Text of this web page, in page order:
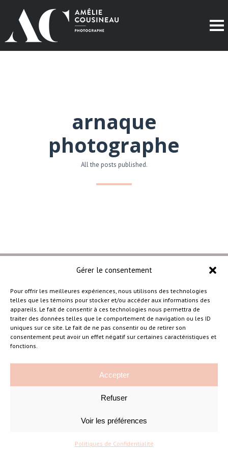
Gérer le consentement
Pour offrir les meilleures expériences, nous utilisons des technologies
telles que les témoins pour stocker et/ou accéder aux informations des
appareils. Le fait de consentir à ces technologies nous permettra de
traiter des données telles que le comportement de navigation ou les ID
uniques sur ce site. Le fait de ne pas consentir ou de retirer son
consentement peut avoir un effet négatif sur certaines caractéristiques et
fonctions.
Accepter
Refuser
Voir les préférences
Politiques de Confidentialité
arnaque
photographe
All the posts published.
–
Amélie Cousineau Photographe
©Amelie Cousineau Photographe